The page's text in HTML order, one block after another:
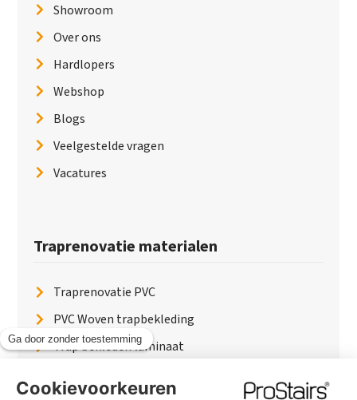
Showroom
Over ons
Hardlopers
Webshop
Blogs
Veelgestelde vragen
Vacatures
Traprenovatie materialen
Traprenovatie PVC
PVC Woven trapbekleding
Trap bekleden laminaat